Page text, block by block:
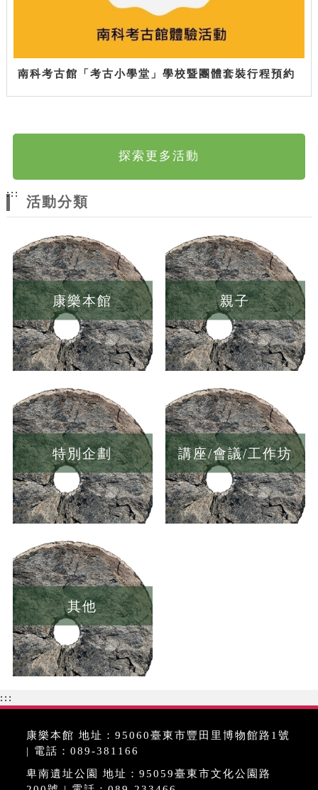
南科考古館「考古小學堂」學校暨團體套裝行程預約
探索更多活動
:::
活動分類
康樂本館 親子
特別企劃 講座/會議/工作坊
其他
:::
康樂本館 地址：95060臺東市豐田里博物館路1號
| 電話：089-381166
卑南遺址公園 地址：95059臺東市文化公園路